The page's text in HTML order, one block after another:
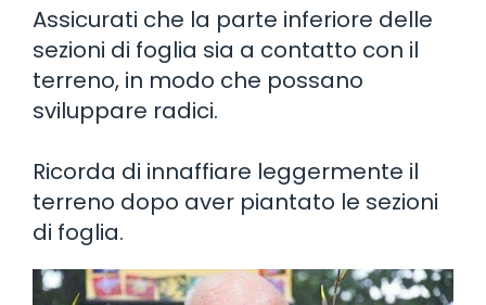
Assicurati che la parte inferiore delle
sezioni di foglia sia a contatto con il
terreno, in modo che possano
sviluppare radici.
Ricorda di innaffiare leggermente il
terreno dopo aver piantato le sezioni
di foglia.